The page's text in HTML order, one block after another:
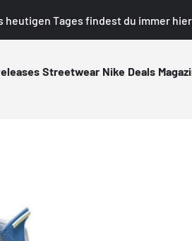
Tages findest du immer hier!
Streetwear Nike Deals